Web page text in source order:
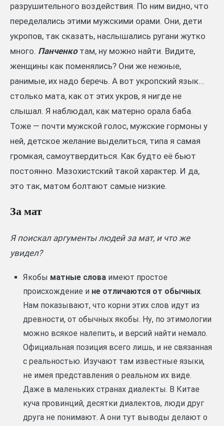
разрушительного воздействия. По ним видно, что
переделались этими мужскими орами. Они, дети
укропов, так сказать, наслышались ругани жутко
много. Панченко там, ну можно найти. Видите,
женщины как поменялись? Они же нежные,
ранимые, их надо беречь. А вот укропский язык…
столько мата, как от этих укров, я нигде не
слышал. Я наблюдал, как матерно орала баба.
Тоже — почти мужской голос, мужские гормоны у
ней, детское желание выделиться, типа я самая
громкая, самоутвердиться. Как будто её бьют
постоянно. Мазохистский такой характер. И да,
это так, матом болтают самые низкие.
За мат
Я поискал аргументы людей за мат, и что же
увидел?
Якобы матные словаимеют простое
происхождение и не отличаются от обычных.
Нам показывают, что корни этих слов идут из
древности, от обычных якобы. Ну, по этимологии
можно всякое налепить, и версий найти немало.
Официальная позиция всего лишь, и не связанная
с реальностью. Изучают там известные языки,
не имея представления о реальном их виде.
Даже в маленьких странах диалекты. В Китае
куча провинций, десятки диалектов, люди друг
друга не понимают. А они тут выводы делают о